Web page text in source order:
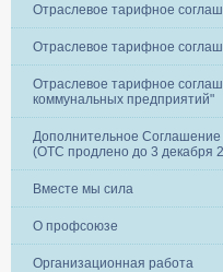
Отраслевое тарифное
Отраслевое тарифное
Отраслевое тарифное
коммунальных предприятий"
Дополнительное
(ОТС продлено до 3 декабря
Вместе мы сила
О профсоюзе
Организационная работа